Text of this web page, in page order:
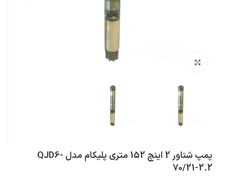
پمپ شناور 2 اینچ 152 متری پلیکام مدل QJD6-
70/21-2.2